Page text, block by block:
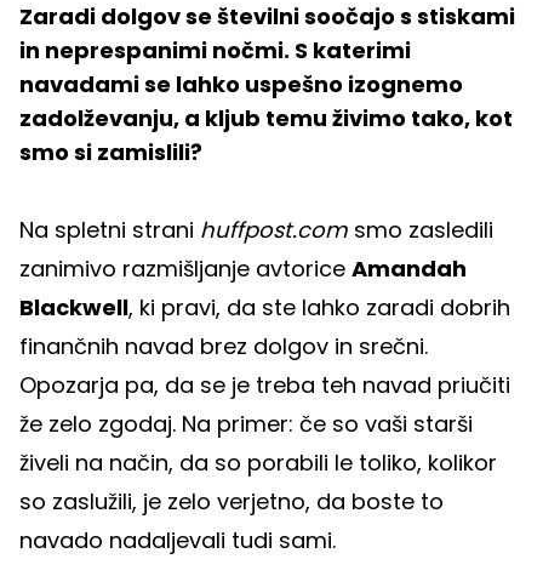
Zaradi dolgov se številni soočajo s stiskami
in neprespanimi nočmi. S katerimi
navadami se lahko uspešno izognemo
zadolževanju, a kljub temu živimo tako, kot
smo si zamislili?
Na spletni strani huffpost.com smo zasledili
zanimivo razmišljanje avtorice Amandah
Blackwell, ki pravi, da ste lahko zaradi dobrih
finančnih navad brez dolgov in srečni.
Opozarja pa, da se je treba teh navad priučiti
že zelo zgodaj. Na primer: če so vaši starši
živeli na način, da so porabili le toliko, kolikor
so zaslužili, je zelo verjetno, da boste to
navado nadaljevali tudi sami.